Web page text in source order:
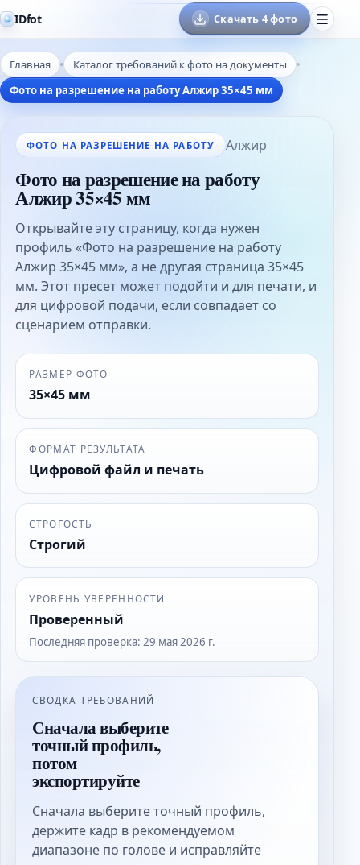
IDfot Скачать 4 фото
Главная
Каталог требований к фото на документы
Фото на разрешение на работу Алжир 35×45 мм
ФОТО НА РАЗРЕШЕНИЕ НА РАБОТУ Алжир
Фото на разрешение на работу
Алжир 35×45 мм
Открывайте эту страницу, когда нужен
профиль «Фото на разрешение на работу
Алжир 35×45 мм», а не другая страница 35×45
мм. Этот пресет может подойти и для печати, и
для цифровой подачи, если совпадает со
сценарием отправки.
РАЗМЕР ФОТО
35×45 мм
ФОРМАТ РЕЗУЛЬТАТА
Цифровой файл и печать
СТРОГОСТЬ
Строгий
УРОВЕНЬ УВЕРЕННОСТИ
Проверенный
Последняя проверка:29 мая 2026 г.
СВОДКА ТРЕБОВАНИЙ
Сначала выберите
точный профиль,
потом
экспортируйте
Сначала выберите точный профиль,
держите кадр в рекомендуемом
диапазоне по голове и исправляйте